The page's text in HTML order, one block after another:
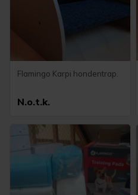
Flamingo Karpi hondentrap.
N.o.t.k.